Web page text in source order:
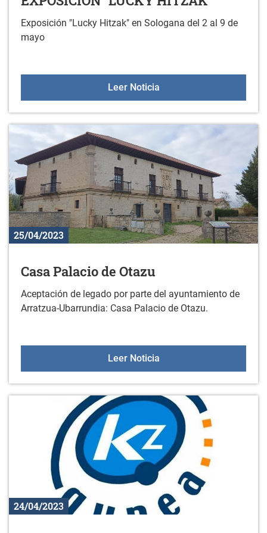
Exposición "Lucky Hitzak" en Sologana del 2 al 9 de
mayo
Leer NoticiaBIENAL LUCKY BOOKS:
25/04/2023
Casa Palacio de Otazu
Aceptación de legado por parte del ayuntamiento de
Arratzua-Ubarrundia: Casa Palacio de Otazu.
Leer NoticiaCasa Palacio de Otazu
24/04/2023